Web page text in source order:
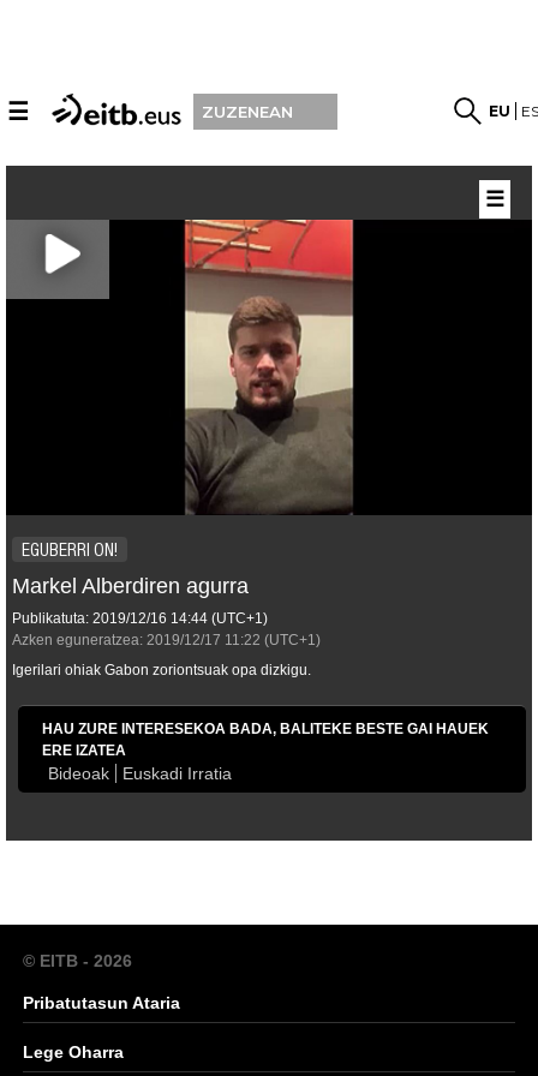
☰ ZUZENEAN EU
EGUBERRI ON!
Markel Alberdiren agurra
Publikatuta: 2019/12/16 14:44 (UTC+1)
Azken eguneratzea: 2019/12/17 11:22 (UTC+1)
Igerilari ohiak Gabon zoriontsuak opa dizkigu.
HAU ZURE INTERESEKOA BADA, BALITEKE BESTE GAI HAUEK
ERE IZATEA
Bideoak Euskadi Irratia
☰
© EITB - 2026
Pribatutasun Ataria
Lege Oharra